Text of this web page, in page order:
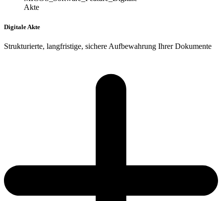
Digitale Akte
Strukturierte, langfristige, sichere Aufbewahrung Ihrer Dokumente